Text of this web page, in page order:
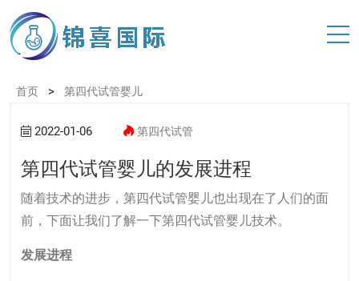
首页 > 第四代试管婴儿
2022-01-06 第四代试管
第四代试管婴儿的发展进程
随着技术的进步， 第四代试管婴儿也出现在了人们的面
前，下面让我们了解一下第四代试管婴儿技术。
发展进程